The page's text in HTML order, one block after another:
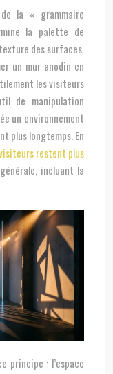
la « grammaire
la palette de
des surfaces.
un mur anodin en
les visiteurs
de manipulation
un environnement
plus longtemps. En
restent plus
incluant la
principe : l’espace